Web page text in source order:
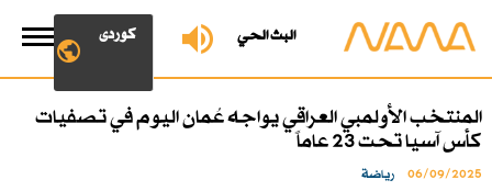
البث الحي کوردی
المنتخب الأولمبي العراقي يواجه عُمان اليوم في تصفيات
كأس آسيا تحت 23 عاماً
06/09/2025 رياضة